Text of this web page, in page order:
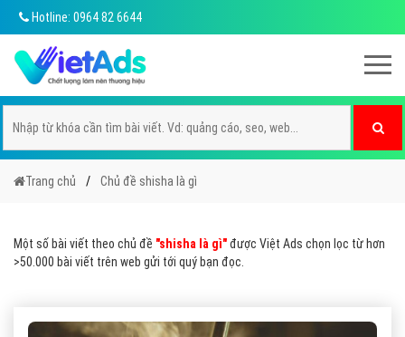
Hotline: 0964 82 6644
Trang chủ Chủ đề shisha là gì
Một số bài viết theo chủ đề "shisha là gì"được Việt Ads chọn lọc từ hơn
>50.000 bài viết trên web gửi tới quý bạn đọc.